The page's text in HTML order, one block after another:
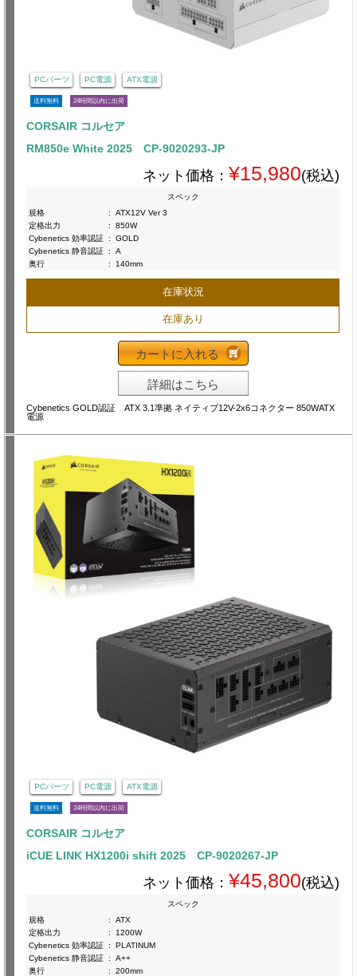
PCパーツ PC電源 ATX電源
送料無料 24時間以内に出荷
CORSAIR コルセア
RM850e White 2025 CP-9020293-JP
ネット価格： ¥15,980(税込)
スペック
規格
:
ATX12V Ver 3
定格出力
:
850W
Cybenetics 効率認証 :
GOLD
Cybenetics 静音認証 :
A
奥行
: 140mm
在庫状況
在庫あり
カートに入れる
詳細はこちら
Cybenetics GOLD認証 ATX 3.1準拠 ネイティブ12V-2x6コネクター 850WATX
電源
PCパーツ PC電源 ATX電源
送料無料 24時間以内に出荷
CORSAIR コルセア
iCUE LINK HX1200i shift 2025 CP-9020267-JP
ネット価格： ¥45,800(税込)
スペック
規格
:
ATX
定格出力
:
1200W
Cybenetics 効率認証 :
PLATINUM
Cybenetics 静音認証 :
A++
奥行
: 200mm